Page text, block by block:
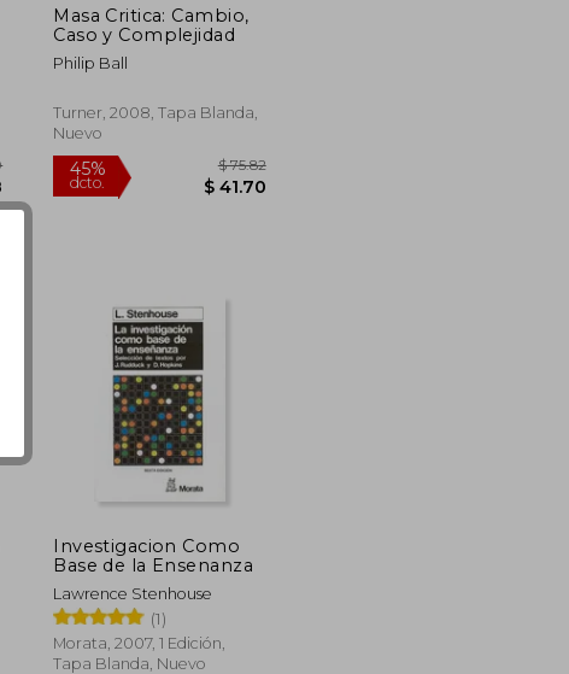
$ 149.60
$ 82.28
Masa Critica: Cambio,
Caso y Complejidad
Philip Ball
Turner, 2008, Tapa Blanda,
Nuevo
45%
dcto.
Investigacion Como
Base de la Ensenanza
Lawrence Stenhouse
(1)
Morata, 2007, 1 Edición,
Tapa Blanda, Nuevo